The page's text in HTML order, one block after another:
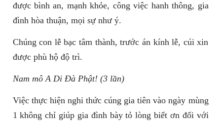
được bình an, mạnh khỏe, công việc hanh thông, gia
đình hòa thuận, mọi sự như ý.
Chúng con lễ bạc tâm thành, trước án kính lễ, cúi xin
được phù hộ độ trì.
Nam mô A Di Đà Phật! (3 lần)
Việc thực hiện nghi thức cúng gia tiên vào ngày mùng
1 không chỉ giúp gia đình bày tỏ lòng biết ơn đối với